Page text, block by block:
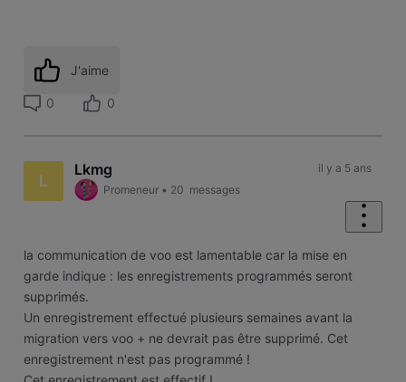
J'aime
0 0
L
Lkmg
Promeneur • 20 messages
il y a 5 ans
la communication de voo est lamentable car la mise en
garde indique : les enregistrements programmés seront
supprimés.
Un enregistrement effectué plusieurs semaines avant la
migration vers voo + ne devrait pas être supprimé. Cet
enregistrement n'est pas programmé !